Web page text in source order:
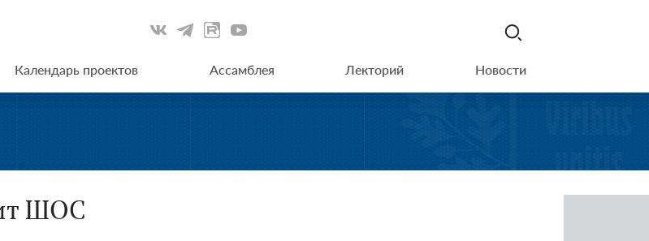
Календарь проектов Ассамблея Лекторий Новости
ШОС